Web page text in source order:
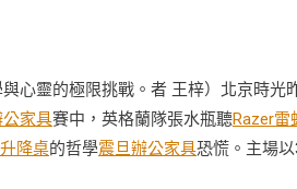
心靈的極限挑戰。者 王梓）北京時光
公家具賽中，英格蘭隊張水瓶聽Razer雷
降桌的哲學震旦辦公家具恐慌。主場